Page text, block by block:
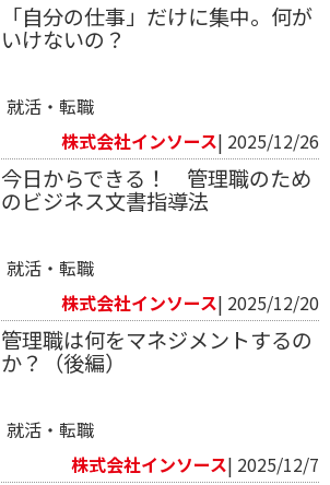
「自分の仕事」だけに集中。何が
いけないの？
就活・転職
株式会社インソース| 2025/12/26
今日からできる！ 管理職のため
のビジネス文書指導法
就活・転職
株式会社インソース| 2025/12/20
管理職は何をマネジメントするの
か？（後編）
就活・転職
株式会社インソース| 2025/12/7